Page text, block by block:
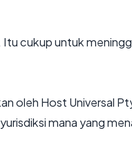
cukup untuk
oleh Host Universal
mana yang